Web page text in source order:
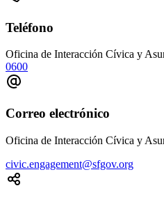
Teléfono
Oficina de Interacción Cívica y
0600
Correo electrónico
Oficina de Interacción Cívica y
civic.engagement@sfgov.org